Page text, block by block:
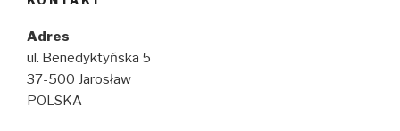
Adres
ul. Benedyktyńska 5
37-500 Jarosław
POLSKA